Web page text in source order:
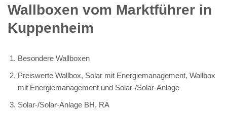
Wallboxen vom Marktführer in
Kuppenheim
Besondere Wallboxen
Preiswerte Wallbox, Solar mit Energiemanagement, Wallbox
mit Energiemanagement und Solar-/Solar-Anlage
Solar-/Solar-Anlage BH, RA